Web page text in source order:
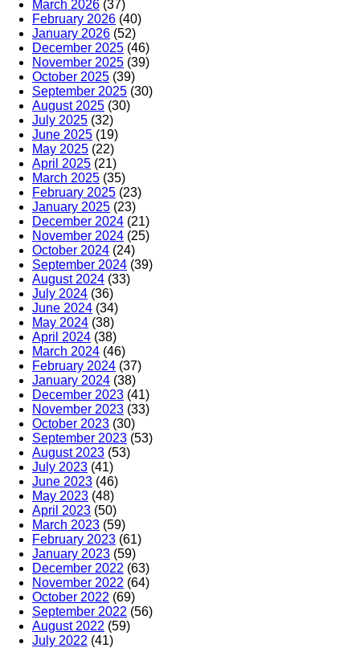
March 2026 (37)
February 2026 (40)
January 2026 (52)
December 2025 (46)
November 2025 (39)
October 2025 (39)
September 2025 (30)
August 2025 (30)
July 2025 (32)
June 2025 (19)
May 2025 (22)
April 2025 (21)
March 2025 (35)
February 2025 (23)
January 2025 (23)
December 2024 (21)
November 2024 (25)
October 2024 (24)
September 2024 (39)
August 2024 (33)
July 2024 (36)
June 2024 (34)
May 2024 (38)
April 2024 (38)
March 2024 (46)
February 2024 (37)
January 2024 (38)
December 2023 (41)
November 2023 (33)
October 2023 (30)
September 2023 (53)
August 2023 (53)
July 2023 (41)
June 2023 (46)
May 2023 (48)
April 2023 (50)
March 2023 (59)
February 2023 (61)
January 2023 (59)
December 2022 (63)
November 2022 (64)
October 2022 (69)
September 2022 (56)
August 2022 (59)
July 2022 (41)